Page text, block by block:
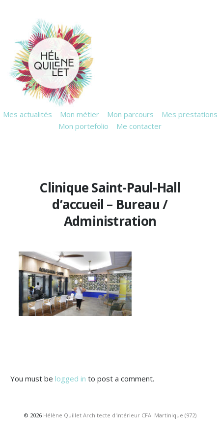
Mes actualités Mon métier Mon parcours
Mes prestations
Mon portefolio
Me contacter
Clinique Saint-Paul-Hall
d’accueil – Bureau /
Administration
You must belogged in to post a comment.
© 2026 Hélène Quillet Architecte d'intérieur CFAI Martinique (972)